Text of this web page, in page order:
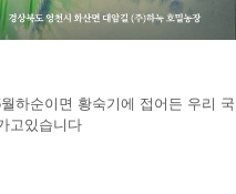
하순이면 황숙기에 접어든 우리 국
고있습니다